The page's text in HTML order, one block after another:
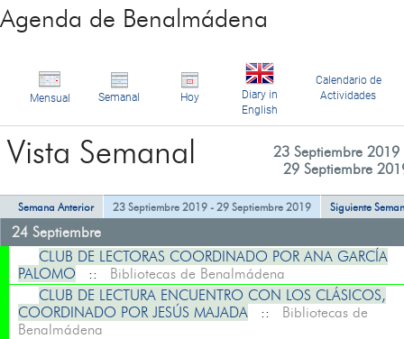
Agenda de Benalmádena
Mensual Semanal Hoy
Diary in
English
Calendario de
Actividades
Vista Semanal
23 Septiembre 2019
29 Septiembre
Semana Anterior 23 Septiembre 2019 - 29 Septiembre 2019 Siguiente
24 Septiembre
CLUB DE LECTORAS COORDINADO POR ANA GARCÍA
PALOMO :: Bibliotecas de Benalmádena
CLUB DE LECTURA ENCUENTRO CON LOS CLÁSICOS,
COORDINADO POR JESÚS MAJADA :: Bibliotecas de
Benalmádena